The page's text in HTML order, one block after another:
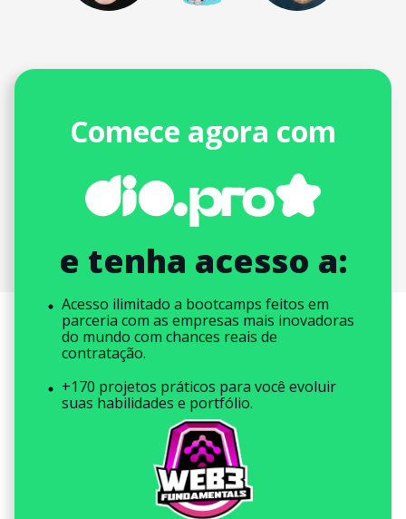
Comece agora com
e tenha acesso a:
Acesso ilimitado a bootcamps feitos em
parceria com as empresas mais inovadoras
do mundo com chances reais de
contratação.
+170 projetos práticos para você evoluir
suas habilidades e portfólio.